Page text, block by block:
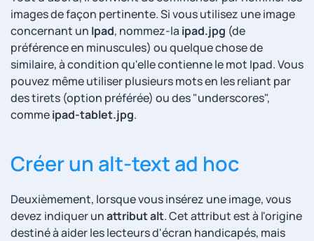
images de façon pertinente. Si vous utilisez une image
concernant un Ipad, nommez-la ipad.jpg (de
préférence en minuscules) ou quelque chose de
similaire, à condition qu'elle contienne le mot Ipad. Vous
pouvez même utiliser plusieurs mots en les reliant par
des tirets (option préférée) ou des "underscores",
commeipad-tablet.jpg.
Créer un alt-text ad hoc
Deuxièmement, lorsque vous insérez une image, vous
devez indiquer unattribut alt. Cet attribut est à l'origine
destiné à aider les lecteurs d'écran handicapés, mais